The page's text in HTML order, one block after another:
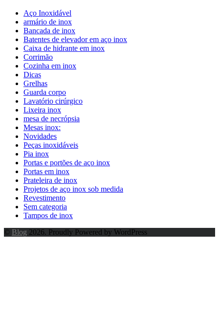
Aço Inoxidável
armário de inox
Bancada de inox
Batentes de elevador em aço inox
Caixa de hidrante em inox
Corrimão
Cozinha em inox
Dicas
Grelhas
Guarda corpo
Lavatório cirúrgico
Lixeira inox
mesa de necrópsia
Mesas inox:
Novidades
Peças inoxidáveis
Pia inox
Portas e portões de aço inox
Portas em inox
Prateleira de inox
Projetos de aço inox sob medida
Revestimento
Sem categoria
Tampos de inox
© Blog 2026. Proudly Powered by WordPress